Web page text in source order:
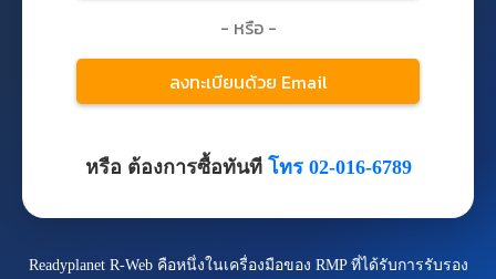
หรือ ต้องการซื้อทันที โทร 02-016-6789
Readyplanet R-Web คือหนึ่งในเครื่องมือของ RMP ที่ได้รับการรับรอง